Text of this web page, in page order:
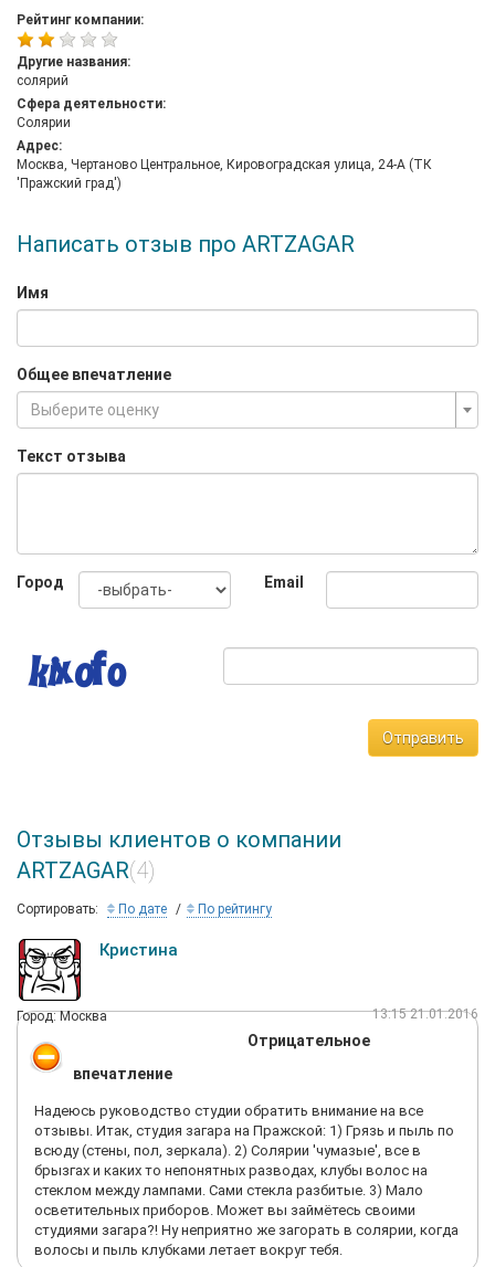
Рейтинг компании:
Другие названия:
солярий
Сфера деятельности:
Солярии
Адрес:
Москва, Чертаново Центральное, Кировоградская улица, 24-А (ТК
'Пражский град')
Написать отзыв про ARTZAGAR
Имя
Общее впечатление
Выберите оценку
Текст отзыва
Город Email
Отправить
Отзывы клиентов о компании
ARTZAGAR(4)
Сортировать: По дате По рейтингу
Кристина
Город: Москва 13:15 21.01.2016
Отрицательное
впечатление
Надеюсь руководство студии обратить внимание на все
отзывы. Итак, студия загара на Пражской: 1) Грязь и пыль по
всюду (стены, пол, зеркала). 2) Солярии 'чумазые', все в
брызгах и каких то непонятных разводах, клубы волос на
стеклом между лампами. Сами стекла разбитые. 3) Мало
осветительных приборов. Может вы займётесь своими
студиями загара?! Ну неприятно же загорать в солярии, когда
волосы и пыль клубками летает вокруг тебя.